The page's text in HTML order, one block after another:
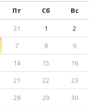
Пт Сб
Вс
31 1
2
7 8
9
14 15
16
21 22
23
28 29
30